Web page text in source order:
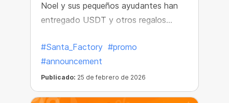
Noel y sus pequeños ayudantes han
entregado USDT y otros regalos
ganadores.
#Santa_Factory #promo
#announcement
Publicado: 25 de febrero de 2026